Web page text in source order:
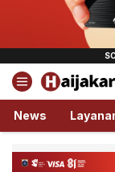
Haijakarta.id
Semua
News